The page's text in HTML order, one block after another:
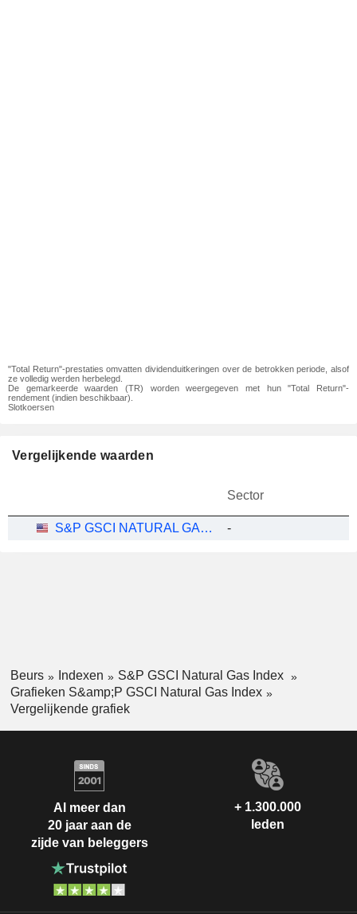
"Total Return"-prestaties omvatten dividenduitkeringen over de betrokken periode, alsof
ze volledig werden herbelegd.
De gemarkeerde waarden (TR) worden weergegeven met hun "Total Return"-
rendement (indien beschikbaar).
Slotkoersen
Vergelijkende waarden
Sector
S&P GSCI NATURAL GAS INDEX -
Beurs Indexen
S&P GSCI Natural Gas Index
Grafieken S&amp;P GSCI Natural Gas Index
Vergelijkende grafiek
Al meer dan
20 jaar aan de
zijde van beleggers
+ 1.300.000
leden